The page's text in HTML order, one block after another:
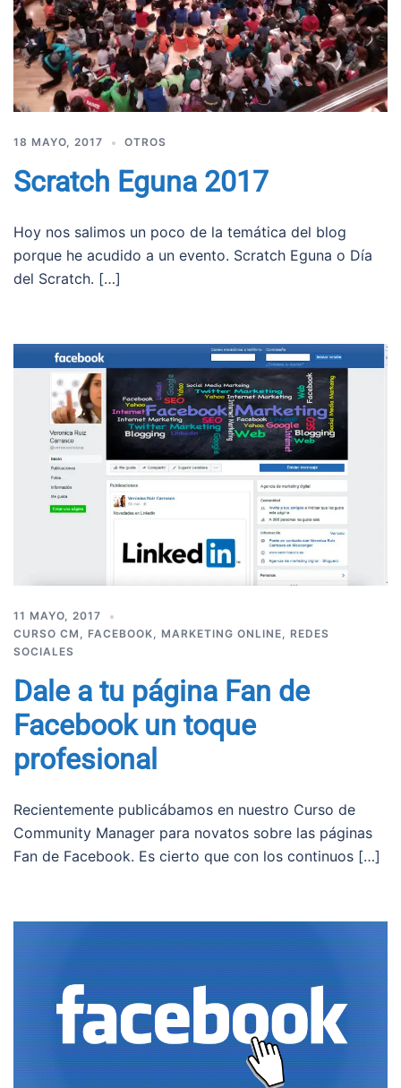
18 MAYO, 2017 OTROS
Scratch Eguna 2017
Hoy nos salimos un poco de la temática del blog
porque he acudido a un evento. Scratch Eguna o Día
del Scratch. […]
11 MAYO, 2017
CURSO CM , FACEBOOK, MARKETING ONLINE, REDES
SOCIALES
Dale a tu página Fan de
Facebook un toque
profesional
Recientemente publicábamos en nuestro Curso de
Community Manager para novatos sobre las páginas
Fan de Facebook. Es cierto que con los continuos […]